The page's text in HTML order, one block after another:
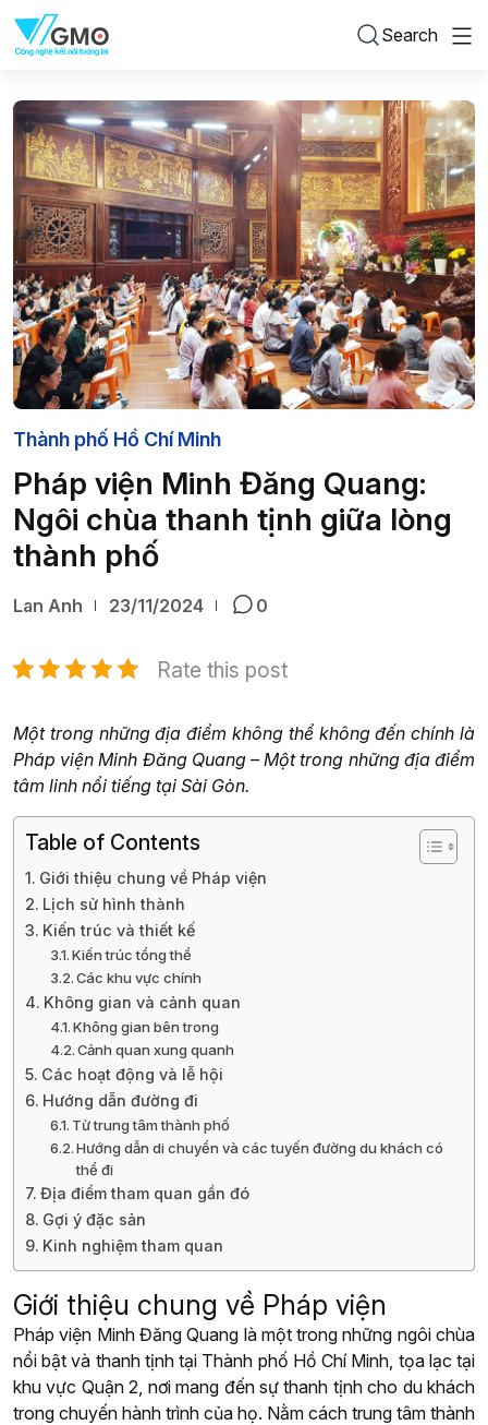
Search
Thành phố Hồ Chí Minh
Pháp viện Minh Đăng Quang:
Ngôi chùa thanh tịnh giữa lòng
thành phố
Lan Anh 23/11/2024 0
Rate this post
Một trong những địa điểm không thể không đến chính là
Pháp viện Minh Đăng Quang – Một trong những địa điểm
tâm linh nổi tiếng tại Sài Gòn.
Table of Contents
Giới thiệu chung về Pháp viện
Lịch sử hình thành
Kiến trúc và thiết kế
Kiến trúc tổng thể
Các khu vực chính
Không gian và cảnh quan
Không gian bên trong
Cảnh quan xung quanh
Các hoạt động và lễ hội
Hướng dẫn đường đi
Từ trung tâm thành phố
Hướng dẫn di chuyển và các tuyến đường du khách có
thể đi
Địa điểm tham quan gần đó
Gợi ý đặc sản
Kinh nghiệm tham quan
Giới thiệu chung về Pháp viện
Pháp viện Minh Đăng Quang là một trong những ngôi chùa
nổi bật và thanh tịnh tại Thành phố Hồ Chí Minh, tọa lạc tại
khu vực Quận 2, nơi mang đến sự thanh tịnh cho du khách
trong chuyến hành trình của họ. Nằm cách trung tâm thành